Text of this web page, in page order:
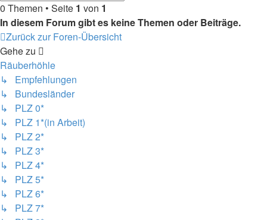
0 Themen • Seite 1 von 1
In diesem Forum gibt es keine Themen oder Beiträge.
Zurück zur Foren-Übersicht
Gehe zu
Räuberhöhle
↳ Empfehlungen
↳ Bundesländer
↳ PLZ 0*
↳ PLZ 1*(in Arbeit)
↳ PLZ 2*
↳ PLZ 3*
↳ PLZ 4*
↳ PLZ 5*
↳ PLZ 6*
↳ PLZ 7*